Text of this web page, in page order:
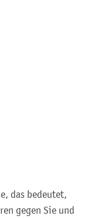
, das bedeutet,
gegen Sie und